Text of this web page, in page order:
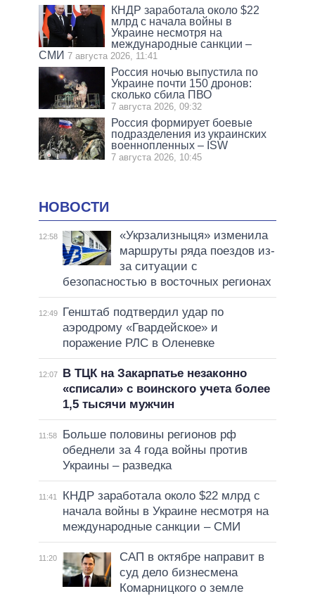
КНДР заработала около $22
млрд с начала войны в
Украине несмотря на
международные санкции –
СМИ 7 августа 2026, 11:41
Россия ночью выпустила по
Украине почти 150 дронов:
сколько сбила ПВО
7 августа 2026, 09:32
Россия формирует боевые
подразделения из украинских
военнопленных – ISW
7 августа 2026, 10:45
НОВОСТИ
12:58
«Укрзализныця» изменила
маршруты ряда поездов из-
за ситуации с
безопасностью в восточных регионах
12:49
Генштаб подтвердил удар по
аэродрому «Гвардейское» и
поражение РЛС в Оленевке
12:07
В ТЦК на Закарпатье незаконно
«списали» с воинского учета более
1,5 тысячи мужчин
11:58
Больше половины регионов рф
обеднели за 4 года войны против
Украины – разведка
11:41
КНДР заработала около $22 млрд с
начала войны в Украине несмотря на
международные санкции – СМИ
11:20
САП в октябре направит в
суд дело бизнесмена
Комарницкого о земле